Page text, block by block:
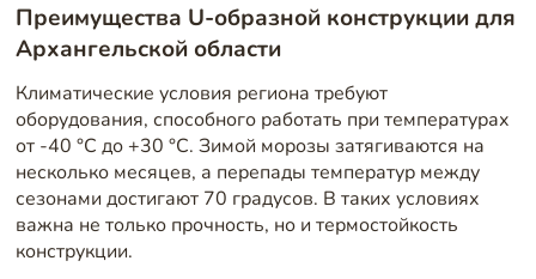
Преимущества U-образной конструкции для
Архангельской области
Климатические условия региона требуют
оборудования, способного работать при температурах
от -40 °C до +30 °C. Зимой морозы затягиваются на
несколько месяцев, а перепады температур между
сезонами достигают 70 градусов. В таких условиях
важна не только прочность, но и термостойкость
конструкции.